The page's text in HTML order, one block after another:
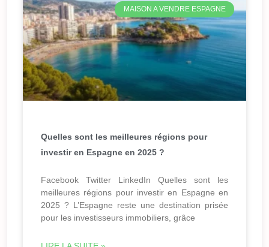
MAISON A VENDRE ESPAGNE
Quelles sont les meilleures régions pour
investir en Espagne en 2025 ?
Facebook Twitter LinkedIn Quelles sont les
meilleures régions pour investir en Espagne en
2025 ? L’Espagne reste une destination prisée
pour les investisseurs immobiliers, grâce